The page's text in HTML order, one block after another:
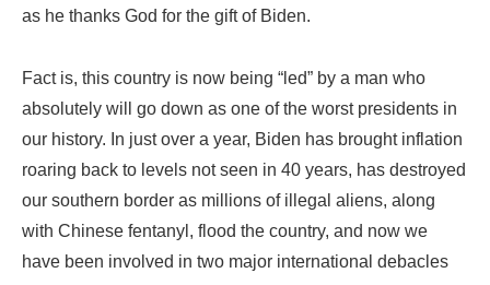
as he thanks God for the gift of Biden.
Fact is, this country is now being “led” by a man who
absolutely will go down as one of the worst presidents in
our history. In just over a year, Biden has brought inflation
roaring back to levels not seen in 40 years, has destroyed
our southern border as millions of illegal aliens, along
with Chinese fentanyl, flood the country, and now we
have been involved in two major international debacles